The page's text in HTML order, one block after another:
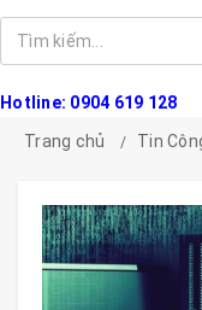
Hotline: 0904 619 128
Trang chủ
Tin